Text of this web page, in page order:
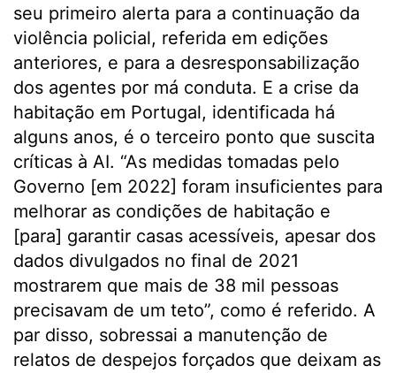
seu primeiro alerta para a continuação da
violência policial, referida em edições
anteriores, e para a desresponsabilização
dos agentes por má conduta. E a crise da
habitação em Portugal, identificada há
alguns anos, é o terceiro ponto que suscita
críticas à AI. “As medidas tomadas pelo
Governo [em 2022] foram insuficientes para
melhorar as condições de habitação e
[para] garantir casas acessíveis, apesar dos
dados divulgados no final de 2021
mostrarem que mais de 38 mil pessoas
precisavam de um teto”, como é referido. A
par disso, sobressai a manutenção de
relatos de despejos forçados que deixam as